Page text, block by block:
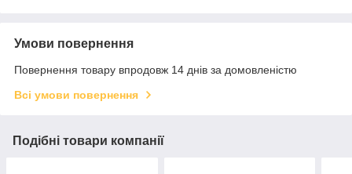
Умови повернення
Повернення товару впродовж 14 днів за домовленістю
Всі умови повернення
Подібні товари компанії